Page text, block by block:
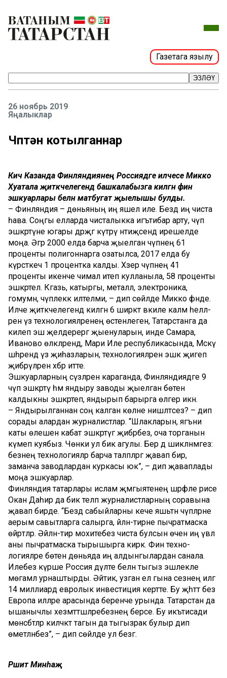
Газетага язылу
ЭЗЛӘҮ
26 ноябрь 2019
Яңалыклар
Чүптән котылганнар
Кичә Казанда Финляндиянең Россиядәге илчесе Микко
Хуатала җитәкчелегендә башкалабызга килгән фин
эшкуарлары белән матбугат җыелышы булды.
– Финляндия – дөньяның иң яшел иле. Бездә иң чиста
һава. Соңгы елларда чисталыкка игътибар арту, чүп
эшкәртүне югары дәрәҗәгә күтәрү нәтиҗәсендә ирешелде
моңа. Әгәр 2000 елда барча җыелган чүпнең 61
проценты полигоннарга озатылса, 2017 елда бу
күрсәткеч 1 процентка калды. Хәзер чүпнең 41
проценты икенче чимал итеп кулланыла, 58 проценты
эшкәртелә. Кәгазь, катыргы, металл, электроника,
гомумән, чүплеккә илтелми, – дип сөйләде Микко әфәнде.
Илче җитәкчелегендә килгән 6 ширкәт вәкиле каләм әһел­лә­
ренә үз технологияләренең өс­тенлеген, Татарстанга да
килеп эш җәелдерергә җыенуларын, инде Самара,
Иваново өлкәлә­рендә, Мари Иле республикасында, Мәскәү
шәһәрендә үз җи­һазларын, технологияләрен эшкә җигеп
җибәрүләрен хәбәр итте.
Эшкуарларның сүзләренә караганда, Финляндиядәге 9
чүп эшкәртү һәм яндыру заводы җы­елган бөтен
калдыкны эшкәртеп, яндырып барырга өлгерә икән.
– Яндырылганнан соң калган көлне нишләтәсез? – дип
сорады алардан журналистлар. “Шлакларын, ягъни
каты өлешен кабат эшкәртүгә җибәрәбез, оча торганын
күмеп куябыз. Чөнки ул бик агулы. Бер дә шикләнмәгез:
без­нең технологияләр барча таләп­ләргә җавап бирә,
заманча заводлардан куркасы юк”, – дип җа­ваплады
моңа эшкуарлар.
Финляндия татарлары ислам җәмгыятенең шәрәфле рәисе
Окан Даһир да бик теләп журна­листларның соравына
җавап бир­де. “Бездә сабыйларны кече яшьтән чүпләрне
аерым савытларга салырга, әйләнә-тирәне пыч­ратмаска
өйрәтәләр. Әйләнә-тирә мохитебез чиста булсын өчен иң әүвәл
аны пычратмаска тырышырга кирәк. Фин техно­
логияләре бөтен дөньяда иң алдынгылардан санала.
Илебез күр­ше Россия дәүләте белән тыгыз эшлекле
мөгамәлә урнаштырды. Әйтик, узган ел гына сезнең илгә
14 миллиард евролык инвестиция кертте. Бу җәһәттә без
Европа илләре арасында беренче урында. Татарстан да
ышанычлы хезмәттәшләребезнең берсе. Бу икътисади
мөнәсәбәтләр килә­чәктә тагын да тыгызрак булыр дип
өметләнәбез”, – дип сөйләде ул безгә.
Рәшит Минһаҗ